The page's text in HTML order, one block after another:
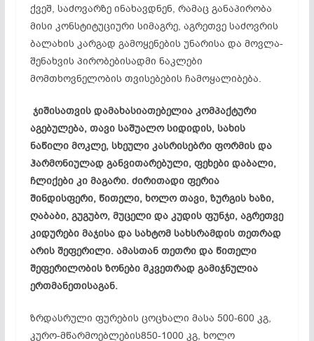
ქვეშ, საძოვარზე ინახავდნენ, რამაც განაპირობა
მისი კონსტიტუციური სიმაგრე, აგრეთვე საძოვრის
ბალახის კარგად გამოყენების უნარისა და მოვლა-
შენახვის პირობებისადმი ნაკლები
მომთხოვნელობისთვისებების ჩამოყალიბება.
ჯიშისათვისდამახასიათებელია კომპაქტური
აგებულება, თავი საშუალო სიდიდის, სახის
ნაწილი მოკლე, სხეული კასრისებრიფორმის და
ჰარმონიულად განვითარებული, ფეხები დაბალი,
ჩლიქები კი მაგარი. ძირითადი ფერია
შინდისფერი, წითელი, ხოლო თავი, ზურგის ხაზი,
ღაბაბი, გუგუბო, მუცელი და კუდის ფუნჯი, აგრეთვე
კიდურები მაჯისადა სახტომ სახსრამდისთეთრად
არის შეფერილი. ამასთან თეთრი და წითელი
შეფერილობის ზონები მკვეთრად გამიჯნულია
ერთმანეთისაგან.
ზრდასრული ფურების ცოცხალი მასა 500-600 კგ,
კურო-მწარმოებლების850-1000 კგ, ხოლო